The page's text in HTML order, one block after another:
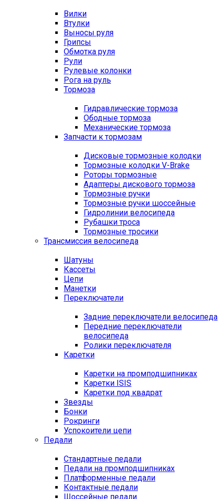
Вилки
Втулки
Выносы руля
Грипсы
Обмотка руля
Рули
Рулевые колонки
Рога на руль
Тормоза
Гидравлические тормоза
Ободные тормоза
Механические тормоза
Запчасти к тормозам
Дисковые тормозные колодки
Тормозные колодки V-Brake
Роторы тормозные
Адаптеры дискового тормоза
Тормозные ручки
Тормозные ручки шоссейные
Гидролинии велосипеда
Рубашки троса
Тормозные тросики
Трансмиссия велосипеда
Шатуны
Кассеты
Цепи
Манетки
Переключатели
Задние переключатели велосипеда
Передние переключатели
велосипеда
Ролики переключателя
Каретки
Каретки на промподшипниках
Каретки ISIS
Каретки под квадрат
Звезды
Бонки
Рокринги
Успокоители цепи
Педали
Стандартные педали
Педали на промподшипниках
Платформенные педали
Контактные педали
Шоссейные педали